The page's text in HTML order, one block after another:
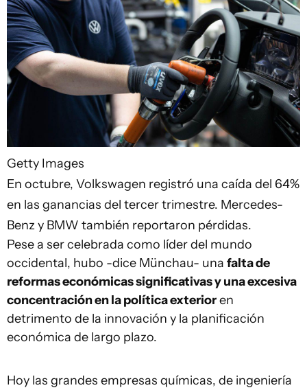
Getty Images
En octubre, Volkswagen registró una caída del 64%
en las ganancias del tercer trimestre. Mercedes-
Benz y BMW también reportaron pérdidas.
Pese a ser celebrada como líder del mundo
occidental, hubo -dice Münchau- una falta de
reformas económicas significativas y una excesiva
concentración en la política exterioren
detrimento de la innovación y la planificación
económica de largo plazo.
Hoy las grandes empresas químicas, de ingeniería